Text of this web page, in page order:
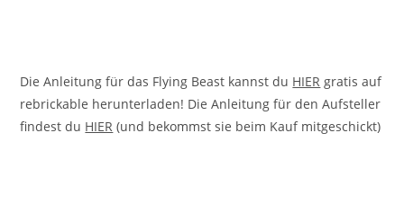
Die Anleitung für das Flying Beast kannst du HIER gratis auf
rebrickable herunterladen! Die Anleitung für den Aufsteller
findest du HIER (und bekommst sie beim Kauf mitgeschickt)